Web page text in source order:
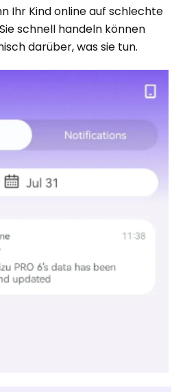
Ihr Kind online auf schlechte
schnell handeln können
darüber, was sie tun.